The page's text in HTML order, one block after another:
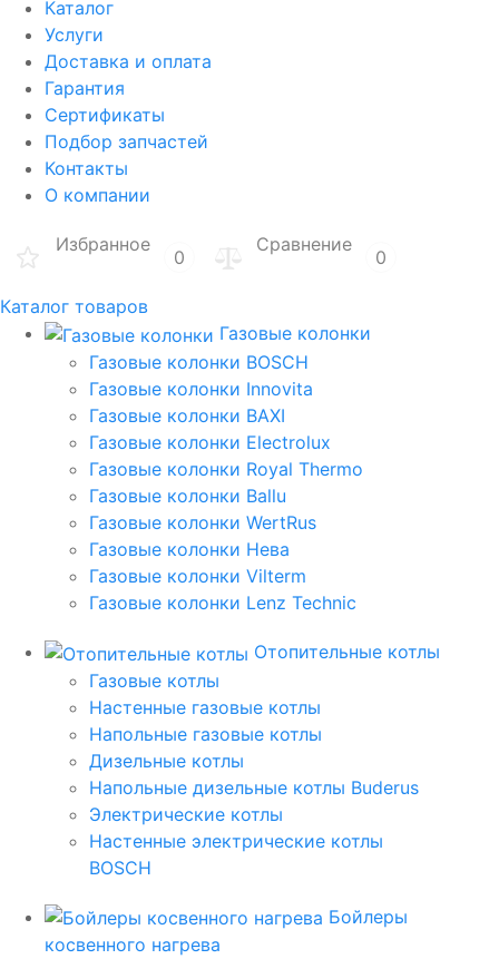
Каталог
Услуги
Доставка и оплата
Гарантия
Сертификаты
Подбор запчастей
Контакты
О компании
Избранное
0
Сравнение
0
Каталог товаров
Газовые колонки
Газовые колонки BOSCH
Газовые колонки Innovita
Газовые колонки BAXI
Газовые колонки Electrolux
Газовые колонки Royal Thermo
Газовые колонки Ballu
Газовые колонки WertRus
Газовые колонки Нева
Газовые колонки Vilterm
Газовые колонки Lenz Technic
Отопительные котлы
Газовые котлы
Настенные газовые котлы
Напольные газовые котлы
Дизельные котлы
Напольные дизельные котлы Buderus
Электрические котлы
Настенные электрические котлы
BOSCH
Бойлеры
косвенного нагрева